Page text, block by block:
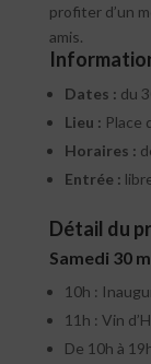
profiter d’un
amis.
Dates : du
Lieu : Place
Horaires :
Entrée :
Détail du
Samedi 30
10h :
11h : Vin
De 10h à